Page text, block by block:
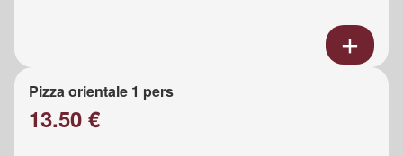
Pizza orientale 1 pers
13.50 €